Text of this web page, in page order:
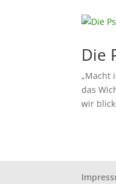
Die
„Macht
das
wir